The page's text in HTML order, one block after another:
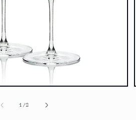
1 /af
2